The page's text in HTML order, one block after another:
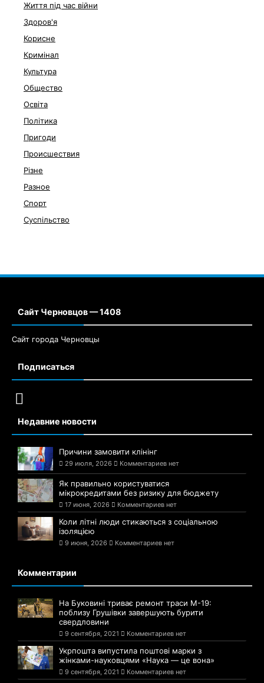
Життя під час війни
Здоров'я
Корисне
Кримінал
Культура
Общество
Освіта
Політика
Пригоди
Происшествия
Різне
Разное
Спорт
Суспільство
Сайт Черновцов — 1408
Сайт города Черновцы
Подписаться
Недавние новости
Причини замовити клінінг
29 июля, 2026 Комментариев нет
Як правильно користуватися
мікрокредитами без ризику для бюджету
17 июня, 2026 Комментариев нет
Коли літні люди стикаються з соціальною
ізоляцією
9 июня, 2026 Комментариев нет
Комментарии
На Буковині триває ремонт траси М-19:
поблизу Грушівки завершують бурити
свердловини
9 сентября, 2021 Комментариев нет
Укрпошта випустила поштові марки з
жінками-науковцями «Наука — це вона»
9 сентября, 2021 Комментариев нет